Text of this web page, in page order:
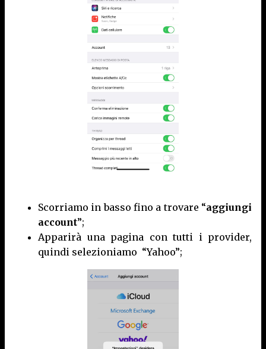
Scorriamo in basso fino a trovare “aggiungi
account”;
Apparirà una pagina con tutti i provider,
quindi selezioniamo “Yahoo”;